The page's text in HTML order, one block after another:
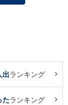
出ランキング
たランキング